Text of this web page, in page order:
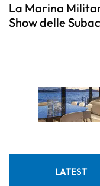
La Marina
Show delle
LATEST